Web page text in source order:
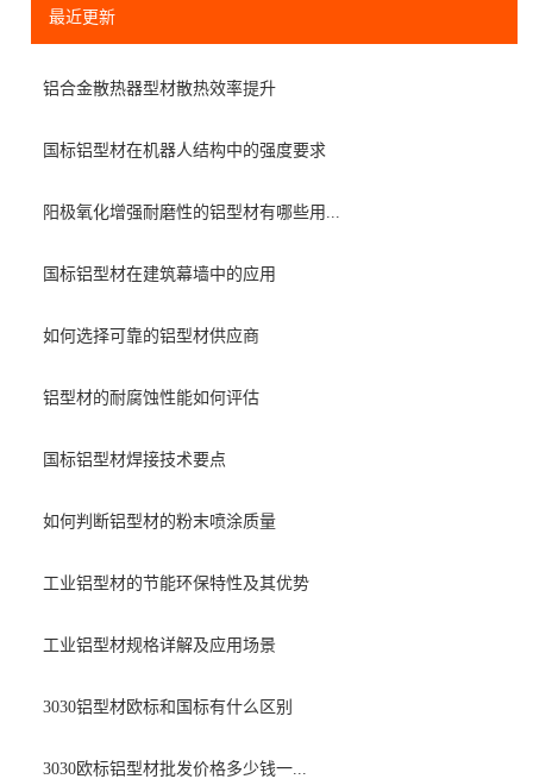
最近更新
铝合金散热器型材散热效率提升
国标铝型材在机器人结构中的强度要求
阳极氧化增强耐磨性的铝型材有哪些用...
国标铝型材在建筑幕墙中的应用
如何选择可靠的铝型材供应商
铝型材的耐腐蚀性能如何评估
国标铝型材焊接技术要点
如何判断铝型材的粉末喷涂质量
工业铝型材的节能环保特性及其优势
工业铝型材规格详解及应用场景
3030铝型材欧标和国标有什么区别
3030欧标铝型材批发价格多少钱一...